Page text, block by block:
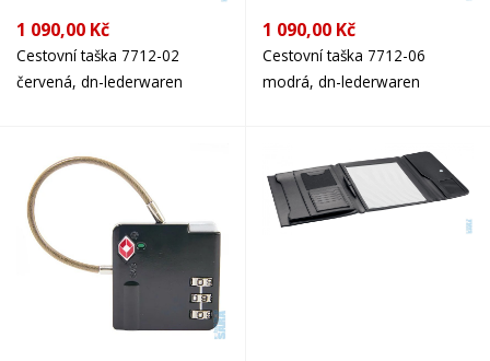
1 090,00 Kč
Cestovní taška 7712-02
červená, dn-lederwaren
1 090,00 Kč
Cestovní taška 7712-06
modrá, dn-lederwaren